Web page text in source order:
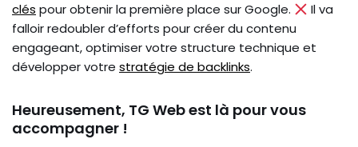
clés pour obtenir la première place sur Google.
Il va
falloir redoubler d’efforts pour créer du contenu
engageant, optimiser votre structure technique et
développer votre stratégie de backlinks.
Heureusement, TG Web est là pour vous
accompagner !